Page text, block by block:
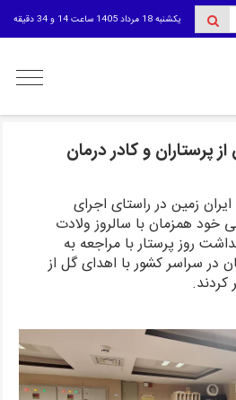
یکشنبه 18 مرداد 1405 ساعت 14 و 34 دقیقه
منوی
پرستاران و کادر درمان
زمین در راستای اجرای
خود همزمان با سالروز ولادت
روز پرستار با مراجعه به
در سراسر کشور با اهدای گل از